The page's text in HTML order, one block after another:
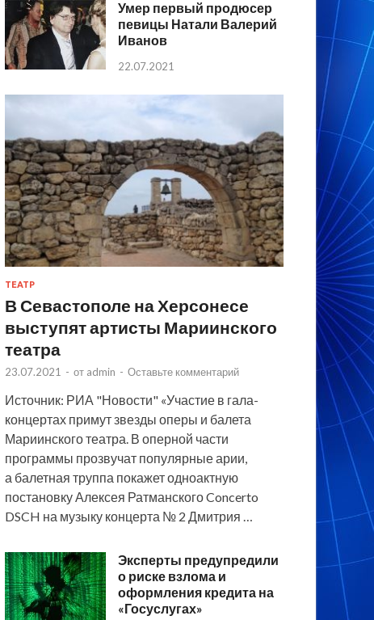
Умер первый продюсер
певицы Натали Валерий
Иванов
22.07.2021
ТЕАТР
В Севастополе на Херсонесе
выступят артисты Мариинского
театра
23.07.2021 - от admin - Оставьте комментарий
Источник: РИА "Новости" «Участие в гала-
концертах примут звезды оперы и балета
Мариинского театра. В оперной части
программы прозвучат популярные арии,
а балетная труппа покажет одноактную
постановку Алексея Ратманского Concerto
DSCH на музыку концерта № 2 Дмитрия …
Эксперты предупредили
о риске взлома и
оформления кредита на
«Госуслугах»